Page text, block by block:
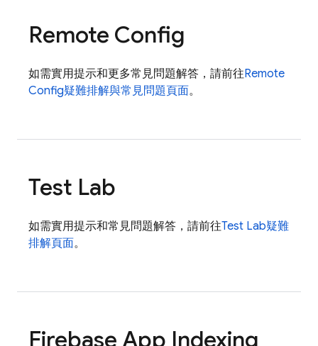
Remote Config
如需實用提示和更多常見問題解答，請前往Remote
Config疑難排解與常見問題頁面。
Test Lab
如需實用提示和常見問題解答，請前往Test Lab疑難
排解頁面。
Firebase App Indexing